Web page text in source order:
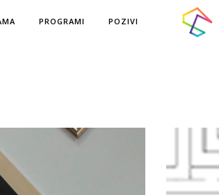
PROGRAMI POZIVI